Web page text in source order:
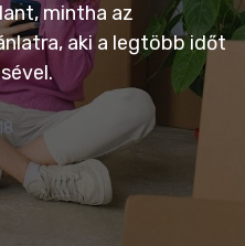
mintha az
aki a legtöbb időt